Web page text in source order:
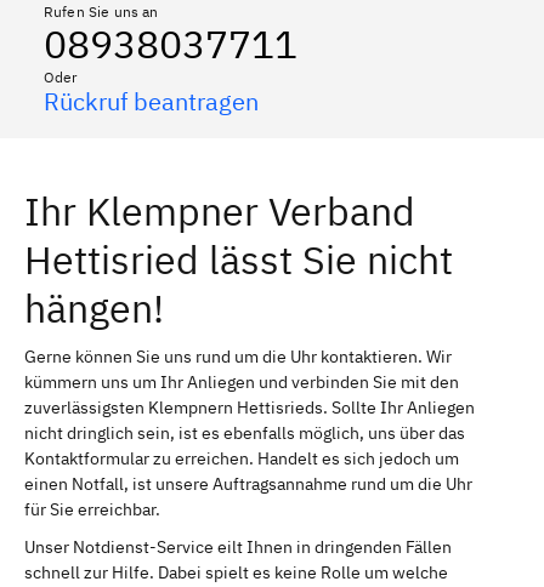
Rufen Sie uns an
08938037711
Oder
Rückruf beantragen
Ihr Klempner Verband
Hettisried lässt Sie nicht
hängen!
Gerne können Sie uns rund um die Uhr kontaktieren. Wir
kümmern uns um Ihr Anliegen und verbinden Sie mit den
zuverlässigsten Klempnern Hettisrieds. Sollte Ihr Anliegen
nicht dringlich sein, ist es ebenfalls möglich, uns über das
Kontaktformular zu erreichen. Handelt es sich jedoch um
einen Notfall, ist unsere Auftragsannahme rund um die Uhr
für Sie erreichbar.
Unser Notdienst-Service eilt Ihnen in dringenden Fällen
schnell zur Hilfe. Dabei spielt es keine Rolle um welche